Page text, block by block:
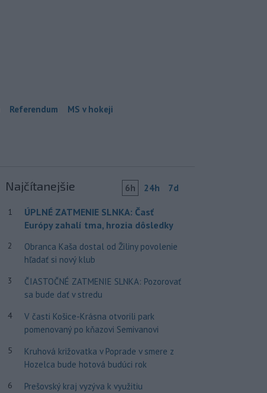
Referendum MS v hokeji
Najčítanejšie 6h 24h 7d
1
ÚPLNÉ ZATMENIE SLNKA: Časť
Európy zahalí tma, hrozia dôsledky
2
Obranca Kaša dostal od Žiliny povolenie
hľadať si nový klub
3
ČIASTOČNÉ ZATMENIE SLNKA: Pozorovať
sa bude dať v stredu
4
V časti Košice-Krásna otvorili park
pomenovaný po kňazovi Semivanovi
5
Kruhová križovatka v Poprade v smere z
Hozelca bude hotová budúci rok
6
Prešovský kraj vyzýva k využitiu